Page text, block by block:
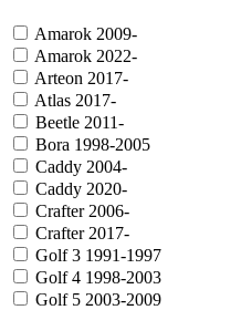
Amarok 2009-
Amarok 2022-
Arteon 2017-
Atlas 2017-
Beetle 2011-
Bora 1998-2005
Caddy 2004-
Caddy 2020-
Crafter 2006-
Crafter 2017-
Golf 3 1991-1997
Golf 4 1998-2003
Golf 5 2003-2009